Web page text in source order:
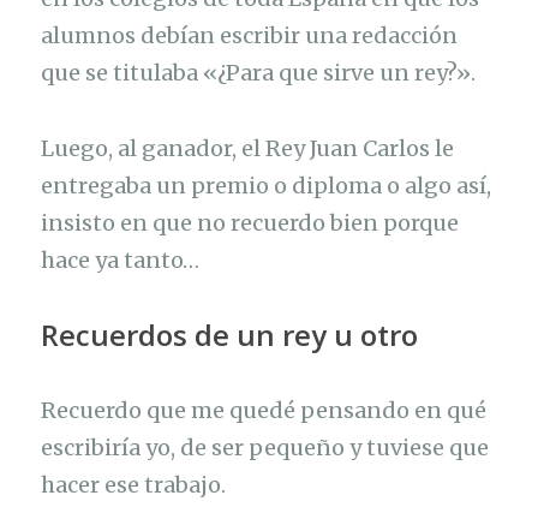
alumnos debían escribir una redacción
que se titulaba «¿Para que sirve un rey?».
Luego, al ganador, el Rey Juan Carlos le
entregaba un premio o diploma o algo así,
insisto en que no recuerdo bien porque
hace ya tanto…
Recuerdos de un rey u otro
Recuerdo que me quedé pensando en qué
escribiría yo, de ser pequeño y tuviese que
hacer ese trabajo.